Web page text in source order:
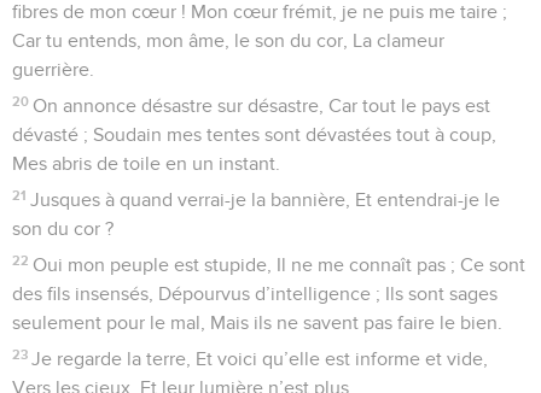
fibres de mon cœur ! Mon cœur frémit, je ne puis me taire ;
Car tu entends, mon âme, le son du cor, La clameur
guerrière.
20 On annonce désastre sur désastre, Car tout le pays est
dévasté ; Soudain mes tentes sont dévastées tout à coup,
Mes abris de toile en un instant.
21 Jusques à quand verrai-je la bannière, Et entendrai-je le
son du cor ?
22 Oui mon peuple est stupide, Il ne me connaît pas ; Ce sont
des fils insensés, Dépourvus d’intelligence ; Ils sont sages
seulement pour le mal, Mais ils ne savent pas faire le bien.
23 Je regarde la terre, Et voici qu’elle est informe et vide,
Vers les cieux, Et leur lumière n’est plus.